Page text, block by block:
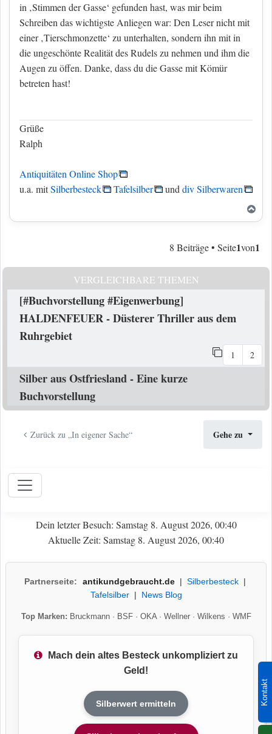
Kontakt
in ‚Stimmen der Gasse‘ gefunden hast, was mir beim
Schreiben das wichtigste Anliegen war: Den Leser nicht mit
einer ‚Tierschmonzette‘ zu unterhalten, sondern ihn mit in
die ungeschönte Realität des Rudels zu nehmen und ihm die
Augen zu öffen. Danke, dass du die Gasse mit Kömür
betreten hast!
Grüße
Ralph
Antiquitäten Online Shop
u.a. mitSilberbesteck Tafelsilber unddiv Silberwaren
8 Beiträge • Seite1von1
VERGLEICHBARE THEMEN
[#Buchvorstellung #Eigenwerbung]
HALDENFEUER - Düsterer Thriller aus dem
Ruhrgebiet
1 2
Silber aus Ostfriesland - Eine kurze
Buchvorstellung
Zurück zu „In eigener Sache“ Gehe zu
Dein letzter Besuch: Samstag 8. August 2026, 00:40
Aktuelle Zeit: Samstag 8. August 2026, 00:40
Partnerseite: antikundgebraucht.de| Silberbesteck|
Tafelsilber| News Blog
Top Marken: Bruckmann· BSF· OKA· Wellner· Wilkens · WMF
Mach dein altes Besteck unkompliziert zu
Geld!
Silberwert ermitteln